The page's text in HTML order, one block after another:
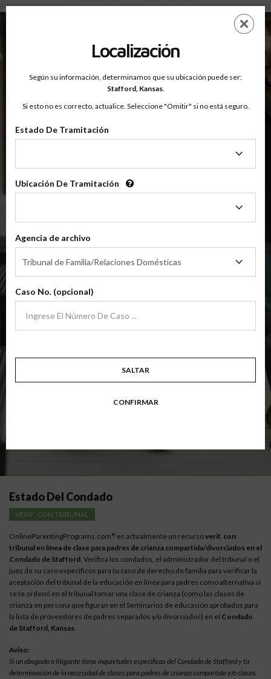
Condado De Stafford, Kansas — Clases Para Padres En Línea
principal
EN
OnlineParentingPrograms.com
Condado De Stafford (KS)
OnlineParentingPrograms.com
reconocida por el tribunal
$49.99 AÑADIR
Clase De Crianza Compartida/Divorcio
(Clase Básica De Crianza Compartida)
Clase de padres de crianza compartida básica centrada en familias en
en un esfuerzo por trabajar juntos con sus padres por el bien de los niños.
Disponible enInglés
Resumen Detallado De La Clase
Estado Del Condado
VERIF. CON TRIBUNAL
OnlineParentingPrograms.com ® es actualmente un recursoverif. con
tribunal en línea de clase para padres de crianza compartida/divorciados en el
Condado de Stafford. Verifica los condados, el administrador del tribunal o el
juez de su caso específicos para tu caso de derecho de familia para verificar la
aceptación del tribunal de la educación en línea para padres como alternativa si
se te ordenó en el tribunal tomar una clase de crianza (como las clases de
crianza en persona que figuran en el Seminarios de educación aprobados para
la lista de proveedores de padres separados y/o divorciados) en el Condado
de Stafford, Kansas.
Aviso:
Si un abogado o litigante tiene inquietudes específicas del Condado de Stafford y tu
determinación de la necesidad de clases para padres de crianza compartida y/o clases
Localización
Según su información, determinamos que su ubicación puede ser:
Stafford, Kansas.
Si esto no es correcto, actualice. Seleccione "Omitir" si no está seguro.
Estado De Tramitación
Tramitación
Ubicación De Tramitación
Tramitación
Agencia de archivo
Tribunal de Familia/Relaciones Domésticas
de
archivo
Caso No. (opcional)
SALTAR
CONFIRMAR